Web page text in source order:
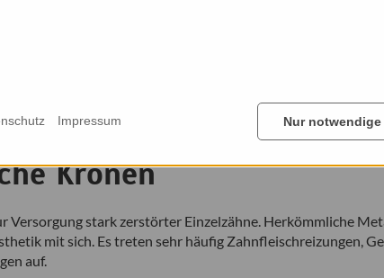
Füllungen – Inlays und
Gold-, Amalgam- und Kunststoff-Füllungen. Keramische
werden.
und aufgrund ihrer Zahnfarbigkeit auch deutlich
Inlays und Onlays heute stetig wachsender Beliebtheit.
Kronen
Versorgung stark zerstörter Einzelzähne. Herkömmliche
mit sich. Es treten sehr häufig Zahnfleischreizungen,
auf.
Nur notwendige
Impressum